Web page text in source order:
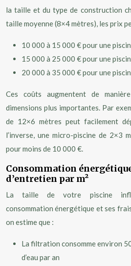
la taille et du type de construction
taille moyenne (8×4 mètres), les prix
10 000 à 15 000 € pour une
15 000 à 25 000 € pour une
20 000 à 35 000 € pour une
Ces coûts augmentent de
dimensions plus importantes. Par
de 12×6 mètres peut facilement
l’inverse, une micro-piscine de 2×3
pour moins de 10 000 €.
Consommation
d’entretien par m²
La taille de votre piscine
consommation énergétique et ses
on estime que :
La filtration consomme environ
d’eau par an